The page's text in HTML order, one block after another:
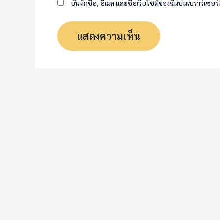
บันทึกชื่อ, อีเมล และชื่อเว็บไซต์ของฉันบนเบราว์เซอ